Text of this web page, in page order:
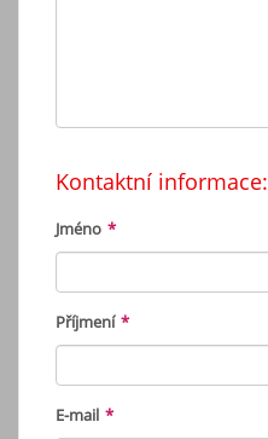
Kontaktní informace:
Jméno *
Příjmení *
E-mail *